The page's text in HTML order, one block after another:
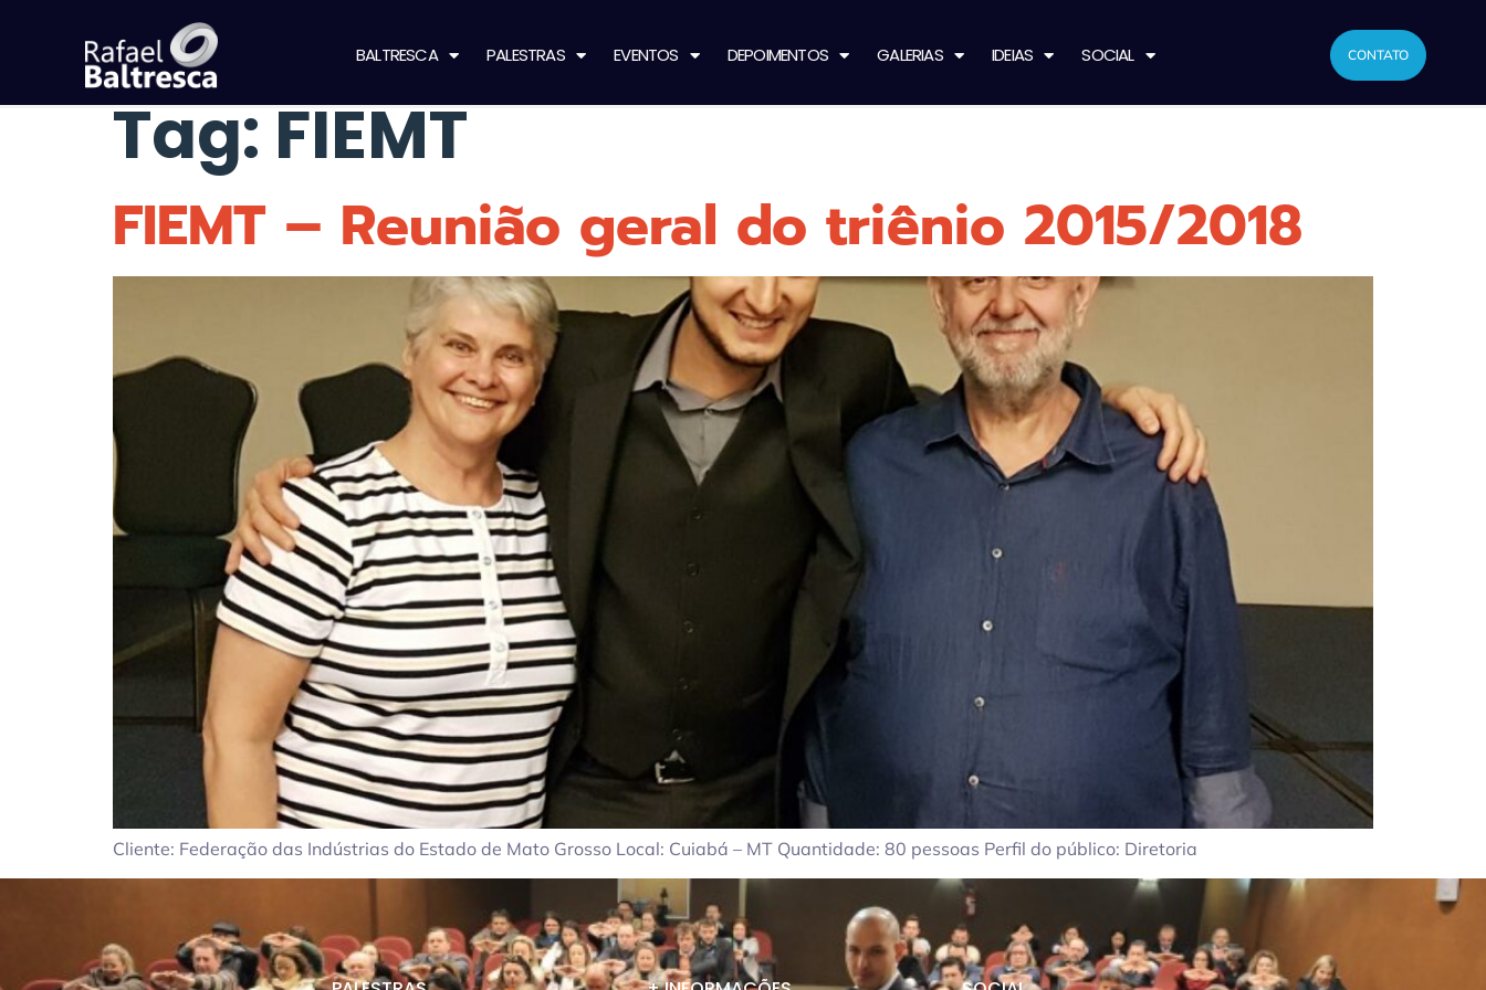
BALTRESCA PALESTRAS EVENTOS DEPOIMENTOS GALERIAS IDEIAS SOCIAL CONTATO
Tag:FIEMT
FIEMT – Reunião geral do triênio 2015/2018
Cliente: Federação das Indústrias do Estado de Mato Grosso Local: Cuiabá – MT Quantidade: 80 pessoas Perfil do público: Diretoria